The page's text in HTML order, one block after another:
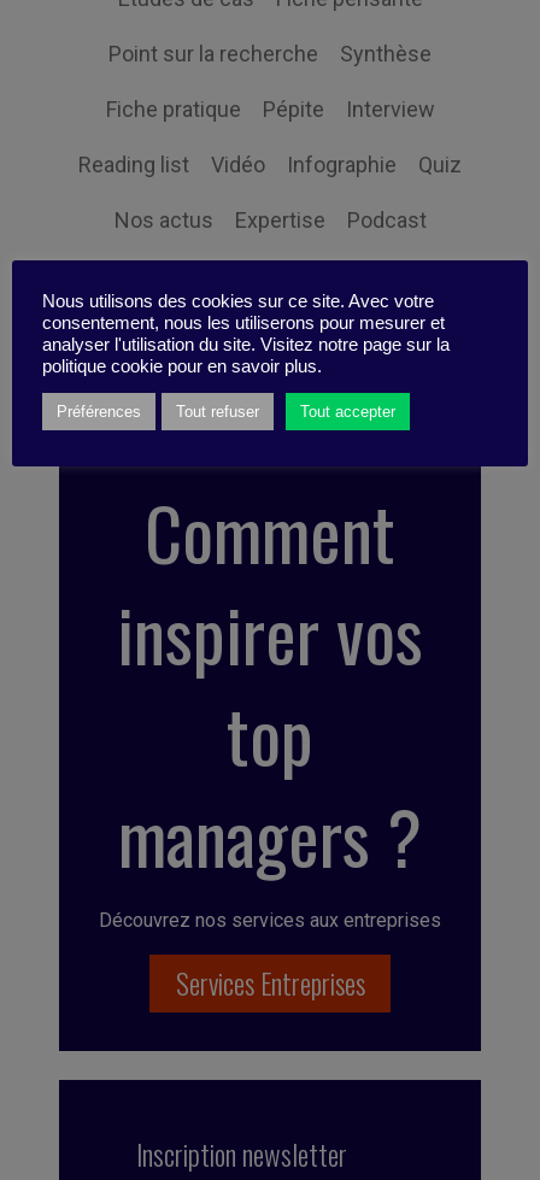
Point sur la recherche Synthèse
Fiche pratique Pépite Interview
Reading list Vidéo Infographie Quiz
Nos actus Expertise Podcast
Scénario Tips
Comment
inspirer vos
top
managers ?
Découvrez nos services aux entreprises
Services Entreprises
Inscription newsletter
Nous utilisons des cookies sur ce site. Avec votre
consentement, nous les utiliserons pour mesurer et
analyser l'utilisation du site. Visitez notre page sur la
politique cookie pour en savoir plus.
Préférences Tout refuser Tout accepter